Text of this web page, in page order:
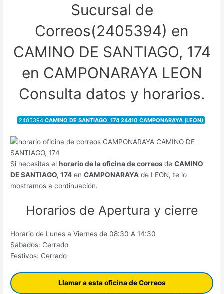
Sucursal de
Correos(2405394) en
CAMINO DE SANTIAGO, 174
en CAMPONARAYA LEON
Consulta datos y horarios.
2405394 CAMINO DE SANTIAGO, 174 24410 CAMPONARAYA (LEON)
Si necesitas elhorario de la oficina de correosdeCAMINO
DE SANTIAGO, 174 enCAMPONARAYA de LEON, te lo
mostramos a continuación.
Horarios de Apertura y cierre
Horario de Lunes a Viernes de 08:30 A 14:30
Sábados: Cerrado
Festivos: Cerrado
Llamar a esta oficina de Correos